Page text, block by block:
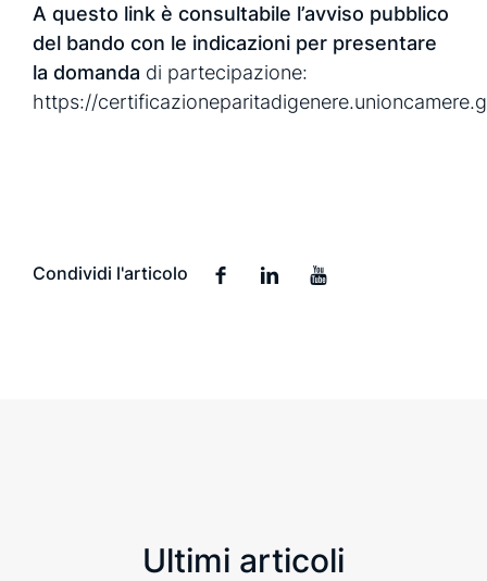
A questo link è consultabile l’avviso pubblico
del bando con le indicazioni per presentare
la domanda di partecipazione:
https://
Condividi l'articolo
Ultimi articoli